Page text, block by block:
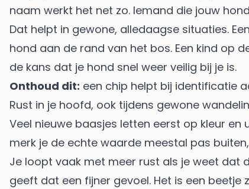
naam werkt het net zo. Iemand die jouw
Dat helpt in gewone, alledaagse situaties.
hond aan de rand van het bos. Een kind op
de kans dat je hond snel weer veilig bij je is.
Onthoud dit: een chip helpt bij identificatie
Rust in je hoofd, ook tijdens gewone
Veel nieuwe baasjes letten eerst op kleur
merk je de echte waarde meestal pas
Je loopt vaak met meer rust als je weet dat
geeft dat een fijner gevoel. Het is een